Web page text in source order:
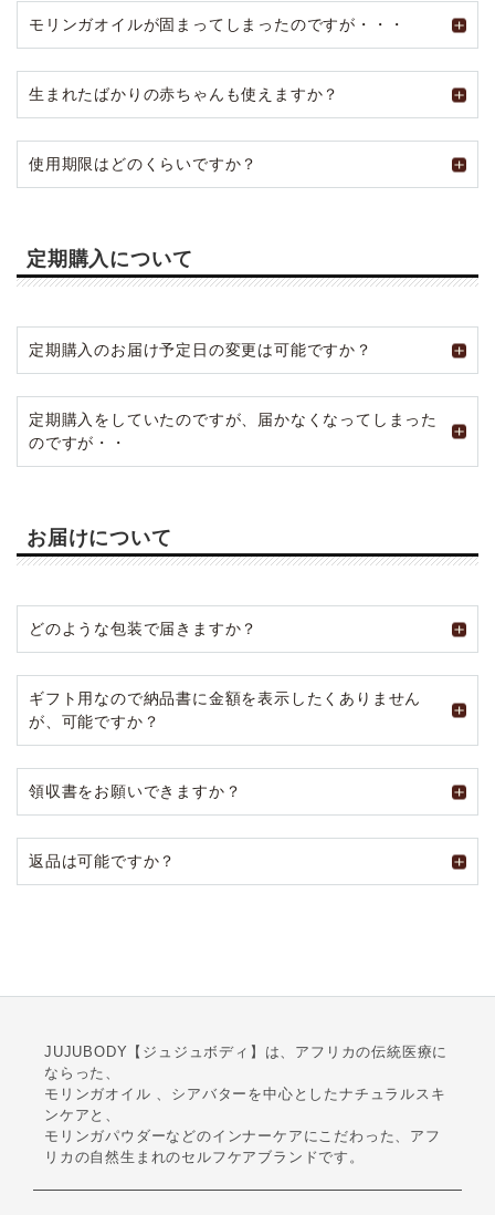
モリンガオイルが固まってしまったのですが・・・
生まれたばかりの赤ちゃんも使えますか？
使用期限はどのくらいですか？
定期購入について
定期購入のお届け予定日の変更は可能ですか？
定期購入をしていたのですが、届かなくなってしまった
のですが・・
お届けについて
どのような包装で届きますか？
ギフト用なので納品書に金額を表示したくありません
が、可能ですか？
領収書をお願いできますか？
返品は可能ですか？
JUJUBODY【ジュジュボディ】は、アフリカの伝統医療に
ならった、
モリンガオイル 、シアバターを中心としたナチュラルスキ
ンケアと、
モリンガパウダーなどのインナーケアにこだわった、アフ
リカの自然生まれのセルフケアブランドです。